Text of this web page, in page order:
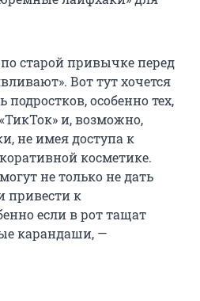
старой привычке перед
Вот тут хочется
подростков, особенно тех,
и, возможно,
не имея доступа к
косметике.
не только не дать
привести к
если в рот тащат
карандаши, —